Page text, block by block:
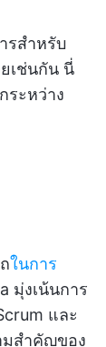
รสำหรับ
เช่นกัน นี่
ระหว่าง
ในการ
มุ่งเน้นการ
และ
มสำคัญของ